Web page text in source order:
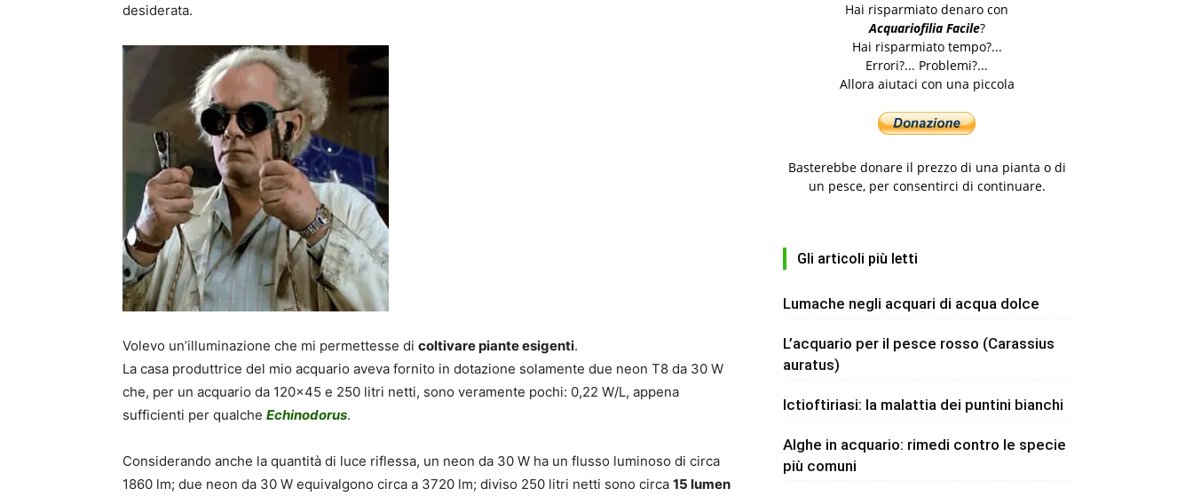
desiderata.
Volevo un’illuminazione che mi permettesse di coltivare piante esigenti.
La casa produttrice del mio acquario aveva fornito in dotazione solamente due neon T8 da 30 W
che, per un acquario da 120×45 e 250 litri netti, sono veramente pochi: 0,22 W/L, appena
sufficienti per qualche Echinodorus.
Considerando anche la quantità di luce riflessa, un neon da 30 W ha un flusso luminoso di circa
1860 lm; due neon da 30 W equivalgono circa a 3720 lm; diviso 250 litri netti sono circa 15 lumen
Hai risparmiato denaro con
Acquariofilia Facile?
Hai risparmiato tempo?...
Errori?... Problemi?...
Allora aiutaci con una piccola
Basterebbe donare il prezzo di una pianta o di
un pesce, per consentirci di continuare.
Gli articoli più letti
Lumache negli acquari di acqua dolce
L’acquario per il pesce rosso (Carassius
auratus)
Ictioftiriasi: la malattia dei puntini bianchi
Alghe in acquario: rimedi contro le specie
più comuni